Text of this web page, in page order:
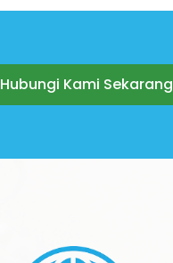
Hubungi Kami Sekarang